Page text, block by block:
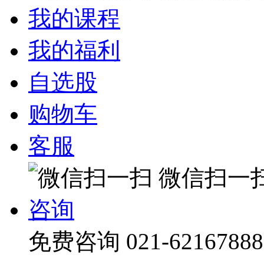
我的课程
我的福利
自选股
购物车
客服
微信扫一
咨询
免费咨询 021-62167888